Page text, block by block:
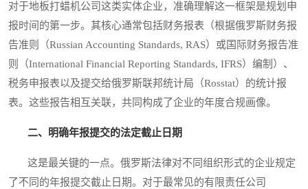
对于地板打蜡机公司这类实体企业，准确理解这一框架是规划申
报时间的第一步。其核心通常包括财务报表（根据俄罗斯财务报
告准则（Russian Accounting Standards, RAS）或国际财务报告准
则（International Financial Reporting Standards, IFRS）编制）、
税务申报表以及提交给俄罗斯联邦统计局（Rosstat）的统计报
表。这些报告相互关联，共同构成了企业的年度合规画像。
二、明确年报提交的法定截止日期
这是最关键的一点。俄罗斯法律对不同组织形式的企业规定
了不同的年报提交截止日期。对于最常见的有限责任公司